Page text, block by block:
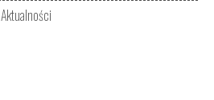
Aktualności